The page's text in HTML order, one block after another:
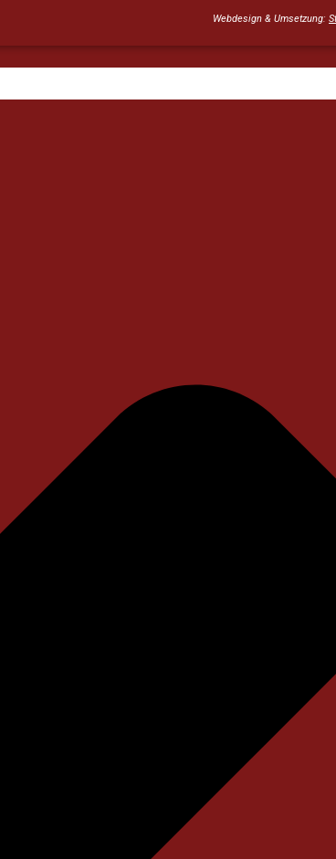
Webdesign & Umsetzung: